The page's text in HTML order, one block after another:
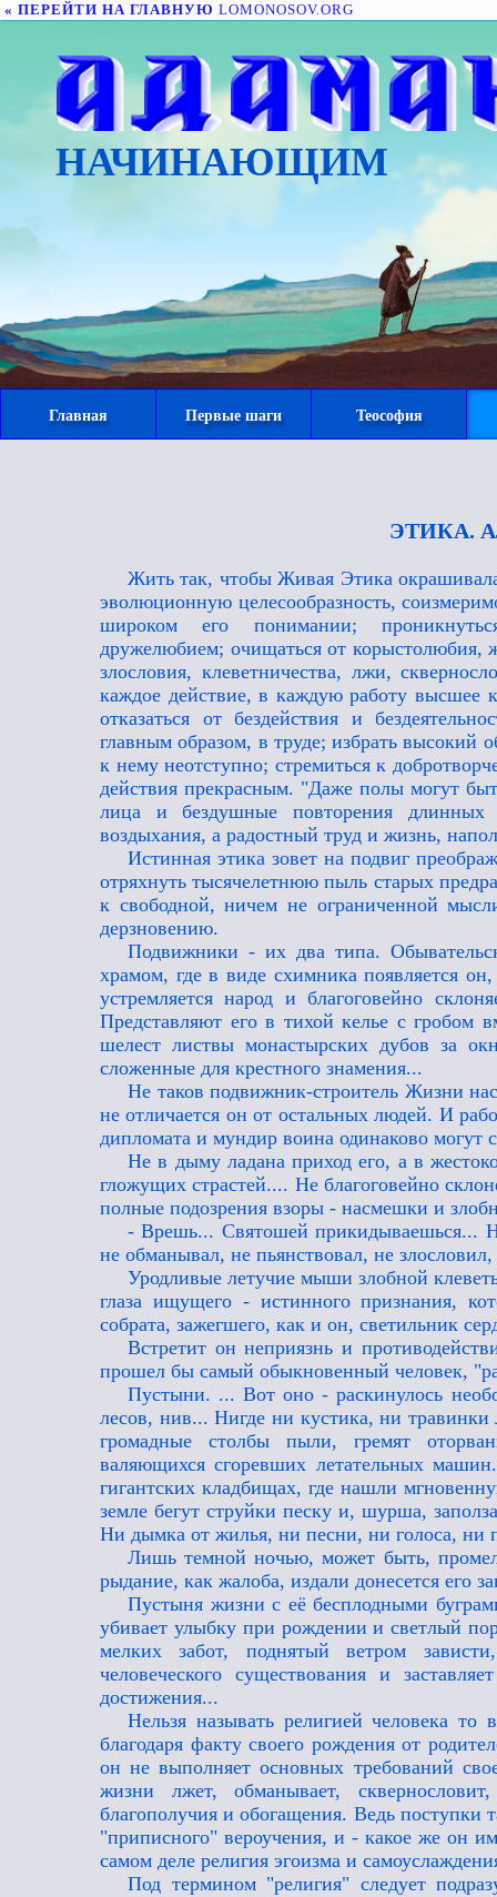
« ПЕРЕЙТИ НА ГЛАВНУЮ LOMONOSOV.ORG
НАЧИНАЮЩИМ
Главная Первые шаги Теософия
ЭТИКА.
Жить так, чтобы Живая Этика
эволюционную целесообразность,
широком его понимании;
дружелюбием; очищаться от корыстолюбия,
злословия, клеветничества, лжи,
каждое действие, в каждую работу высшее
отказаться от бездействия и
главным образом, в труде; избрать высокий
к нему неотступно; стремиться к
действия прекрасным. "Даже полы могут
лица и бездушные повторения
воздыхания, а радостный труд и жизнь,
Истинная этика зовет на подвиг
отряхнуть тысячелетнюю пыль старых
к свободной, ничем не ограниченной
дерзновению.
Подвижники - их два типа.
храмом, где в виде схимника появляется
устремляется народ и благоговейно
Представляют его в тихой келье с гробом
шелест листвы монастырских дубов за
сложенные для крестного знамения...
Не таков подвижник-строитель Жизни
не отличается он от остальных людей. И
дипломата и мундир воина одинаково могут
Не в дыму ладана приход его, а в
гложущих страстей.... Не благоговейно
полные подозрения взоры - насмешки и
- Врешь... Святошей прикидываешься...
не обманывал, не пьянствовал, не
Уродливые летучие мыши злобной
глаза ищущего - истинного признания,
собрата, зажегшего, как и он, светильник
Встретит он неприязнь и
прошел бы самый обыкновенный человек,
Пустыни. ... Вот оно - раскинулось
лесов, нив... Нигде ни кустика, ни
громадные столбы пыли, гремят
валяющихся сгоревших летательных
гигантских кладбищах, где нашли
земле бегут струйки песку и, шурша,
Ни дымка от жилья, ни песни, ни голоса, ни
Лишь темной ночью, может быть,
рыдание, как жалоба, издали донесется его
Пустыня жизни с её бесплодными
убивает улыбку при рождении и светлый
мелких забот, поднятый ветром
человеческого существования и
достижения...
Нельзя называть религией человека
благодаря факту своего рождения от
он не выполняет основных требований
жизни лжет, обманывает,
благополучия и обогащения. Ведь поступки
"приписного" вероучения, и - какое же он
самом деле религия эгоизма и
Под термином "религия" следует